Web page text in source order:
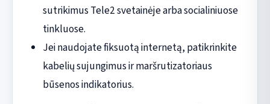
sutrikimus Tele2 svetainėje arba socialiniuose
tinkluose.
Jei naudojate fiksuotą internetą, patikrinkite
kabelių sujungimus ir maršrutizatoriaus
būsenos indikatorius.